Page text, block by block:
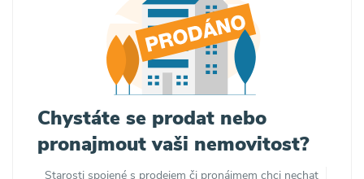
Chystáte se prodat nebo
pronajmout vaši nemovitost?
Starosti spojené s prodejem či pronájmem chci nechat